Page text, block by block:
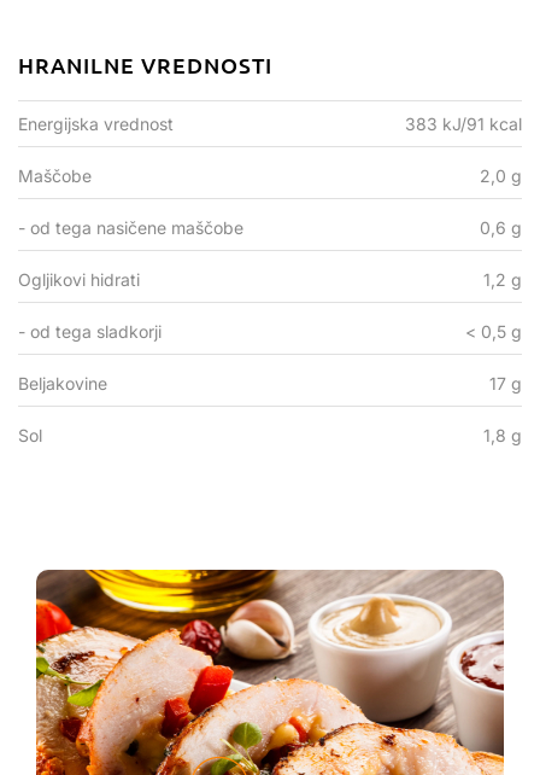
HRANILNE VREDNOSTI
Energijska vrednost 383 kJ/91 kcal
Maščobe 2,0 g
- od tega nasičene maščobe 0,6 g
Ogljikovi hidrati 1,2 g
- od tega sladkorji < 0,5 g
Beljakovine 17 g
Sol 1,8 g